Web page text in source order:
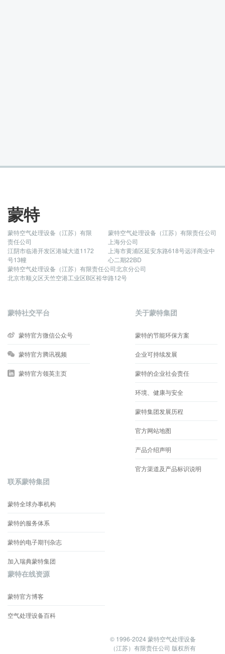
蒙特
蒙特空气处理设备（江苏）有限
责任公司
江阴市临港开发区港城大道1172
号13幢
蒙特空气处理设备（江苏）有限责任公司
上海分公司
上海市黄浦区延安东路618号远洋商业中
心二期22BD
蒙特空气处理设备（江苏）有限责任公司北京分公司
北京市顺义区天竺空港工业区B区裕华路12号
蒙特社交平台
蒙特官方微信公众号
蒙特官方腾讯视频
蒙特官方领英主页
关于蒙特集团
蒙特的节能环保方案
企业可持续发展
蒙特的企业社会责任
环境、健康与安全
蒙特集团发展历程
官方网站地图
产品介绍声明
官方渠道及产品标识说明
联系蒙特集团
蒙特全球办事机构
蒙特的服务体系
蒙特的电子期刊杂志
加入瑞典蒙特集团
蒙特在线资源
蒙特官方博客
空气处理设备百科
© 1996-2024 蒙特空气处理设备
（江苏）有限责任公司 版权所有